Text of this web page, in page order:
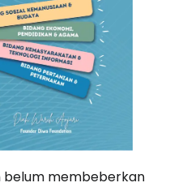
belum membeberkan